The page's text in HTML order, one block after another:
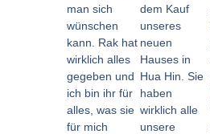
man sich
wünschen
kann. Rak hat
wirklich alles
gegeben und
ich bin ihr für
alles, was sie
für mich
dem Kauf
unseres
neuen
Hauses in
Hua Hin. Sie
haben
wirklich alle
unsere